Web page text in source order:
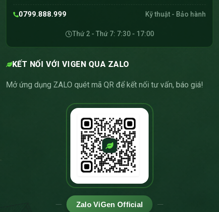
0799.888.999 Kỹ thuật - Bảo hành
Thứ 2 - Thứ 7: 7:30 - 17:00
KẾT NỐI VỚI VIGEN QUA ZALO
Mở ứng dụng ZALO quét mã QR để kết nối tư vấn, báo giá!
Zalo ViGen Official